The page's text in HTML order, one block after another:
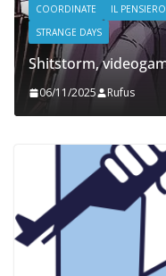
COORDINATE IL PENSIERO
STRANGE DAYS
Shitstorm,
06/11/2025 Rufus